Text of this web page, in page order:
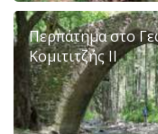
Περπάτημα στο
Κομιτιτζής II